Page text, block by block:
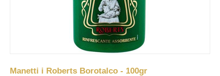
Manetti i Roberts Borotalco - 100gr